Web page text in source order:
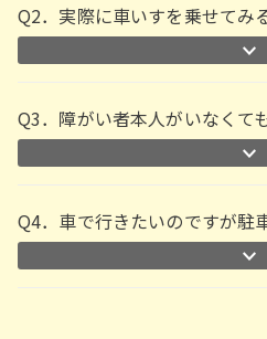
Q2．実際に車いすを乗せてみ
Q3．障がい者本人がいなくて
Q4．車で行きたいのですが駐